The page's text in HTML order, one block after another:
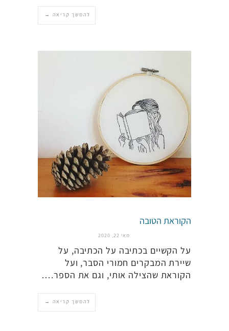
להמשך קריאה →
הקוראת הטובה
מאי 22, 2020
על הקשיים בכתיבה על הכתיבה, על
שיירת המבקרים חמורי הסבר, ועל
הקוראת שהצילה אותי, וגם את הספר.…
להמשך קריאה →